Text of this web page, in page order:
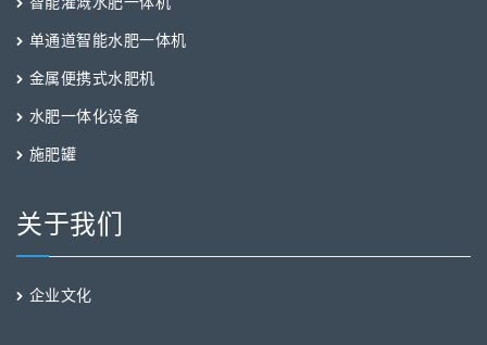
单通道智能水肥一体机
金属便携式水肥机
水肥一体化设备
施肥罐
关于我们
企业文化